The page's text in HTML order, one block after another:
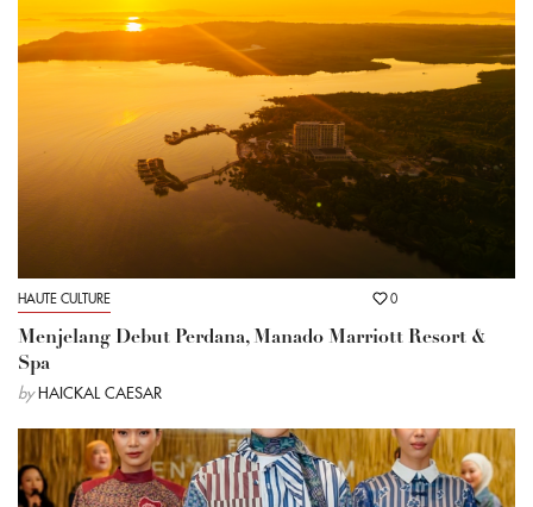
HAUTE CULTURE 0
Menjelang Debut Perdana, Manado Marriott Resort &
Spa
by HAICKAL CAESAR